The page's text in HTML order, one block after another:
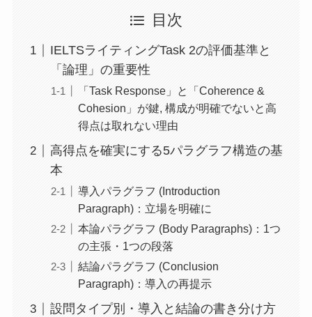
目次
IELTSライティングTask 2の評価基準と
「論理」の重要性
「Task Response」と「Coherence &
Cohesion」が鍵, 構成が明確でないと高
得点は取れない理由
高得点を確実にする5パラグラフ構造の基
本
導入パラグラフ (Introduction
Paragraph)：立場を明確に
本論パラグラフ (Body Paragraphs)：1つ
の主張・1つの段落
結論パラグラフ (Conclusion
Paragraph)：導入の再提示
設問タイプ別・導入と結論の書き分け方